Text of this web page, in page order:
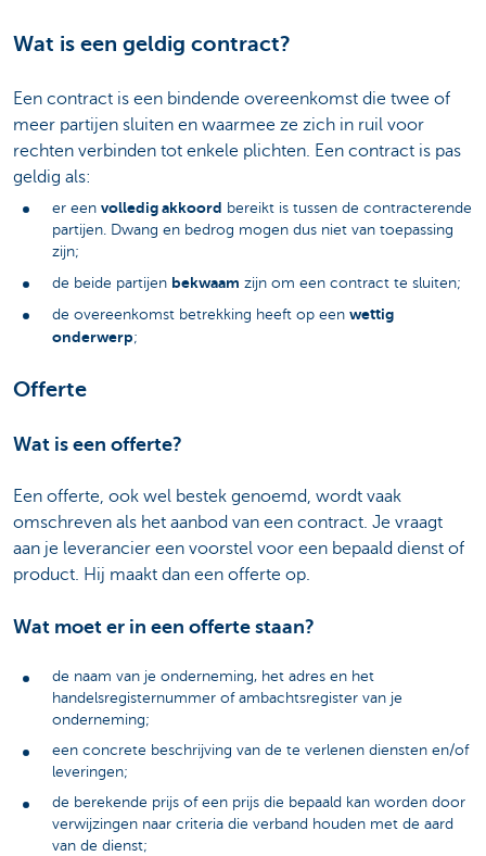
Wat is een geldig contract?
Een contract is een bindende overeenkomst die twee of
meer partijen sluiten en waarmee ze zich in ruil voor
rechten verbinden tot enkele plichten. Een contract is pas
geldig als:
er een volledig akkoord bereikt is tussen de contracterende
partijen. Dwang en bedrog mogen dus niet van toepassing
zijn;
de beide partijen bekwaam zijn om een contract te sluiten;
de overeenkomst betrekking heeft op een wettig
onderwerp;
Offerte
Wat is een offerte?
Een offerte, ook wel bestek genoemd, wordt vaak
omschreven als het aanbod van een contract. Je vraagt
aan je leverancier een voorstel voor een bepaald dienst of
product. Hij maakt dan een offerte op.
Wat moet er in een offerte staan?
de naam van je onderneming, het adres en het
handelsregisternummer of ambachtsregister van je
onderneming;
een concrete beschrijving van de te verlenen diensten en/of
leveringen;
de berekende prijs of een prijs die bepaald kan worden door
verwijzingen naar criteria die verband houden met de aard
van de dienst;